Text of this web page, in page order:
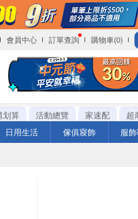
會員中心 訂單查詢 購物車(0)
划算 活動總覽 家速配
超
日用生活 傢俱寢飾 服